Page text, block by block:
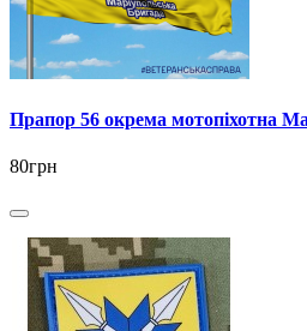
Прапор 56 окрема мотопіхотна
80грн